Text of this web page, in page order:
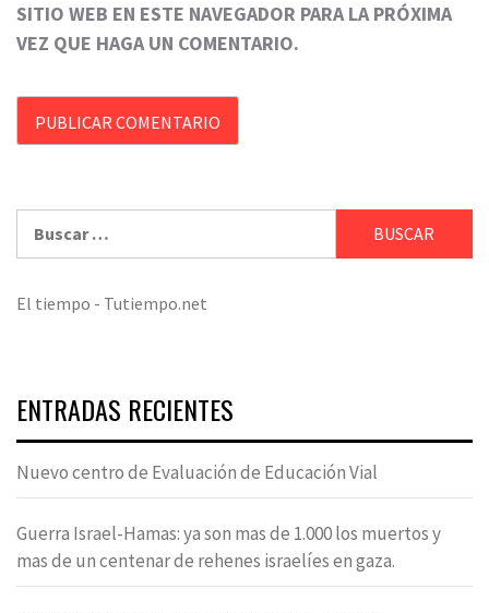
SITIO WEB EN ESTE NAVEGADOR PARA LA PRÓXIMA
VEZ QUE HAGA UN COMENTARIO.
El tiempo - Tutiempo.net
ENTRADAS RECIENTES
Nuevo centro de Evaluación de Educación Vial
Guerra Israel-Hamas: ya son mas de 1.000 los muertos y
mas de un centenar de rehenes israelíes en gaza.